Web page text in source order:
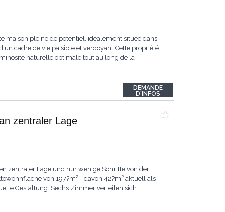
maison pleine de potentiel, idéalement située dans
cadre de vie paisible et verdoyant.Cette propriété
naturelle optimale tout au long de la
DEMANDE
D'INFOS
zentraler Lage
zentraler Lage und nur wenige Schritte von der
von 197?m² - davon 42?m² aktuell als
Gestaltung. Sechs Zimmer verteilen sich